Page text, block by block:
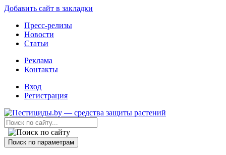
Добавить сайт в закладки
Пресс-релизы
Новости
Статьи
Реклама
Контакты
Вход
Регистрация
Поиск по параметрам